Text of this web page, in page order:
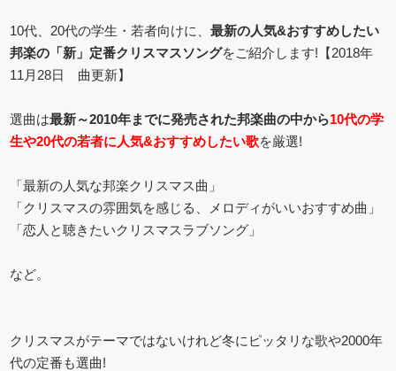
10代、20代の学生・若者向けに、最新の人気&おすすめしたい
邦楽の「新」定番クリスマスソングをご紹介します!【2018年
11月28日 曲更新】
選曲は最新～2010年までに発売された邦楽曲の中から10代の学
生や20代の若者に人気&おすすめしたい歌を厳選!
「最新の人気な邦楽クリスマス曲」
「クリスマスの雰囲気を感じる、メロディがいいおすすめ曲」
「恋人と聴きたいクリスマスラブソング」
など。
クリスマスがテーマではないけれど冬にピッタリな歌や2000年
代の定番も選曲!